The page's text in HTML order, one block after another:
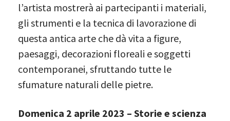
l’artista mostrerà ai partecipanti i materiali,
gli strumenti e la tecnica di lavorazione di
questa antica arte che dà vita a figure,
paesaggi, decorazioni floreali e soggetti
contemporanei, sfruttando tutte le
sfumature naturali delle pietre.
Domenica 2 aprile 2023 – Storie e scienza